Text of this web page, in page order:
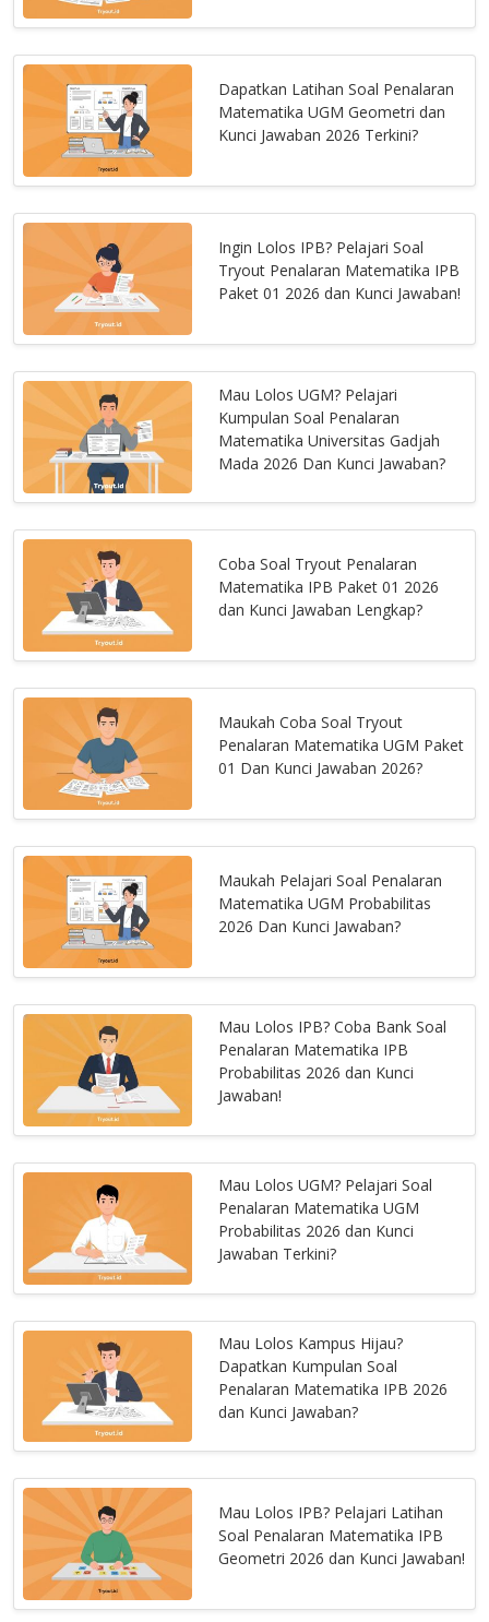
Dapatkan Latihan Soal Penalaran
Matematika UGM Geometri dan
Kunci Jawaban 2026 Terkini?
Ingin Lolos IPB? Pelajari Soal
Tryout Penalaran Matematika IPB
Paket 01 2026 dan Kunci Jawaban!
Mau Lolos UGM? Pelajari
Kumpulan Soal Penalaran
Matematika Universitas Gadjah
Mada 2026 Dan Kunci Jawaban?
Coba Soal Tryout Penalaran
Matematika IPB Paket 01 2026
dan Kunci Jawaban Lengkap?
Maukah Coba Soal Tryout
Penalaran Matematika UGM Paket
01 Dan Kunci Jawaban 2026?
Maukah Pelajari Soal Penalaran
Matematika UGM Probabilitas
2026 Dan Kunci Jawaban?
Mau Lolos IPB? Coba Bank Soal
Penalaran Matematika IPB
Probabilitas 2026 dan Kunci
Jawaban!
Mau Lolos UGM? Pelajari Soal
Penalaran Matematika UGM
Probabilitas 2026 dan Kunci
Jawaban Terkini?
Mau Lolos Kampus Hijau?
Dapatkan Kumpulan Soal
Penalaran Matematika IPB 2026
dan Kunci Jawaban?
Mau Lolos IPB? Pelajari Latihan
Soal Penalaran Matematika IPB
Geometri 2026 dan Kunci Jawaban!